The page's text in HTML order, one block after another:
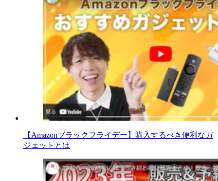
【Amazonブラックフライデー】購入するべき便利なガ
ジェットとは